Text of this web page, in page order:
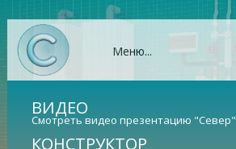
Меню...
ВИДЕО
Смотреть видео презентацию "Север"
КОНСТРУКТОР